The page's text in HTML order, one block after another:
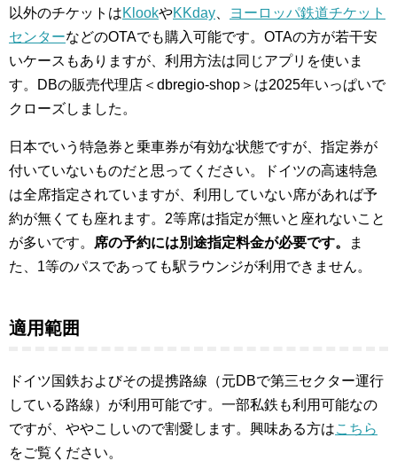
以外のチケットはKlookやKKday
ヨーロッパ鉄道チケット
センターなどのOTAでも購入可能です。OTAの方が若干安
いケースもありますが、利用方法は同じアプリを使いま
す。DBの販売代理店＜dbregio-shop＞は2025年いっぱいで
クローズしました。
日本でいう特急券と乗車券が有効な状態ですが、指定券が
付いていないものだと思ってください。ドイツの高速特急
は全席指定されていますが、利用していない席があれば予
約が無くても座れます。2等席は指定が無いと座れないこと
が多いです。
席の予約には別途指定料金が必要です。
ま
た、1等のパスであっても駅ラウンジが利用できません。
適用範囲
ドイツ国鉄およびその提携路線（元DBで第三セクター運行
している路線）が利用可能です。一部私鉄も利用可能なの
ですが、ややこしいので割愛します。興味ある方はこちら
をご覧ください。